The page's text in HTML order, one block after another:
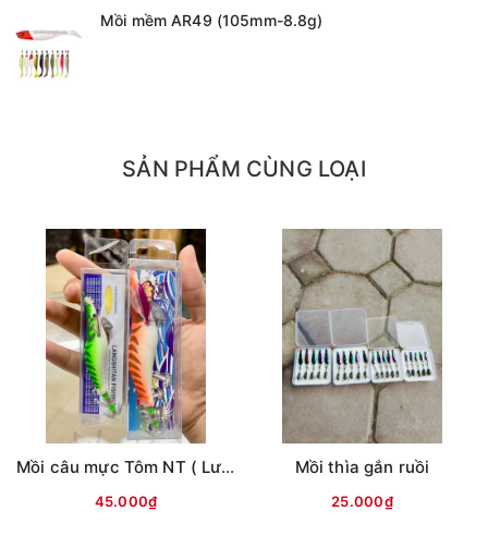
Mồi mềm AR49 (105mm-8.8g)
SẢN PHẨM CÙNG LOẠI
Mồi câu mực Tôm NT ( Lưng vằn )
45.000₫
Mồi thìa gắn ruồi
25.000₫